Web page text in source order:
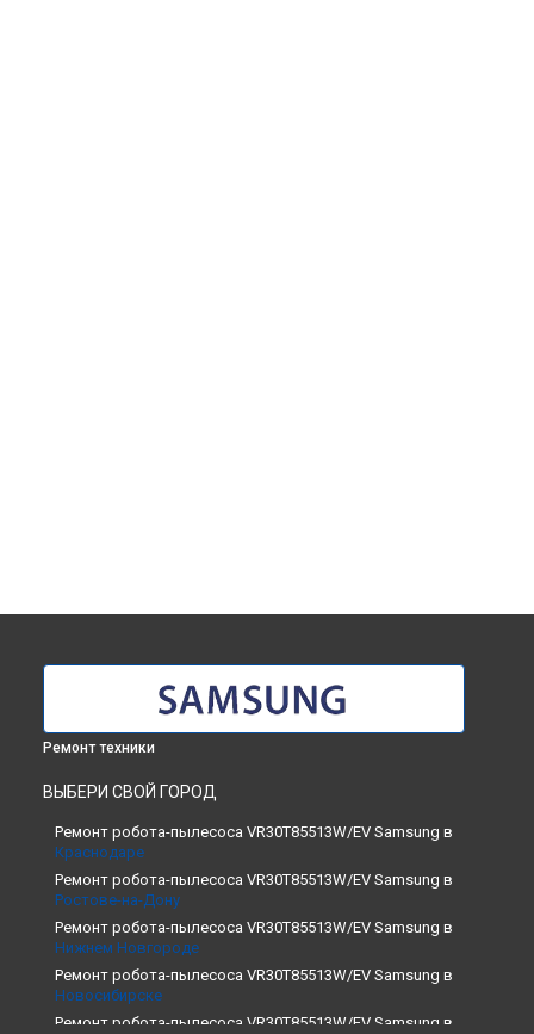
Ремонт техники
ВЫБЕРИ СВОЙ ГОРОД
Ремонт робота-пылесоса VR30T85513W/EV Samsung в
Краснодаре
Ремонт робота-пылесоса VR30T85513W/EV Samsung в
Ростове-на-Дону
Ремонт робота-пылесоса VR30T85513W/EV Samsung в
Нижнем Новгороде
Ремонт робота-пылесоса VR30T85513W/EV Samsung в
Новосибирске
Ремонт робота-пылесоса VR30T85513W/EV Samsung в